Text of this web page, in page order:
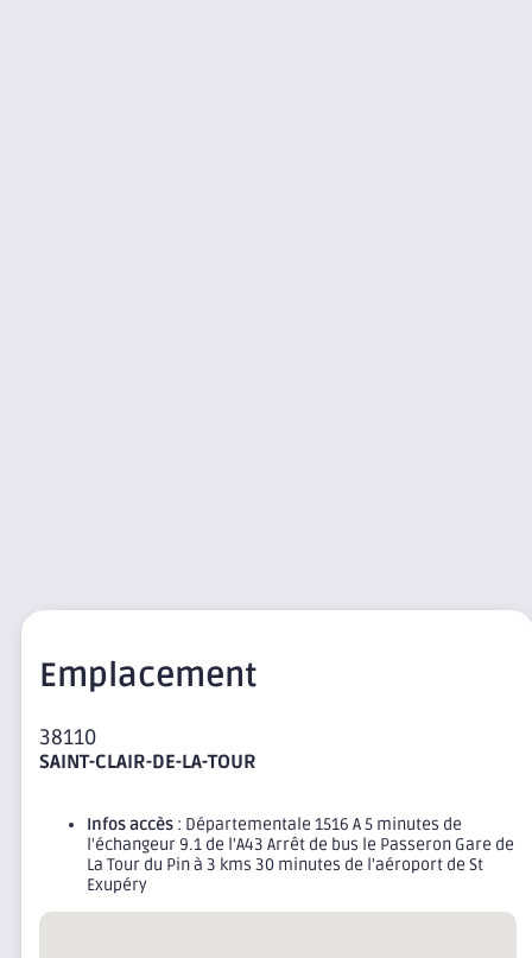
Emplacement
38110
SAINT-CLAIR-DE-LA-TOUR
Infos accès : Départementale 1516 A 5 minutes de
l'échangeur 9.1 de l'A43 Arrêt de bus le Passeron Gare de
La Tour du Pin à 3 kms 30 minutes de l'aéroport de St
Exupéry